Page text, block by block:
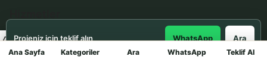
Ana Sayfa Kategoriler Ara WhatsApp Teklif Al
Uygulama
Boya Badana
Projeniz için teklif alın WhatsApp Ara